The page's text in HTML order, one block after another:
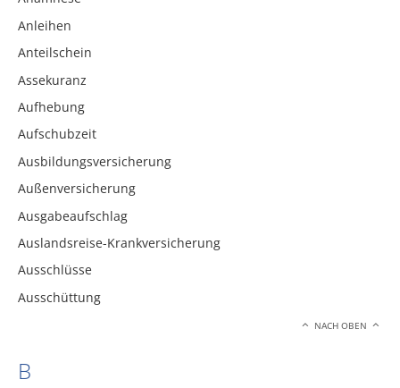
Anleihen
Anteilschein
Assekuranz
Aufhebung
Aufschubzeit
Ausbildungsversicherung
Außenversicherung
Ausgabeaufschlag
Auslandsreise-Krankversicherung
Ausschlüsse
Ausschüttung
NACH OBEN
B